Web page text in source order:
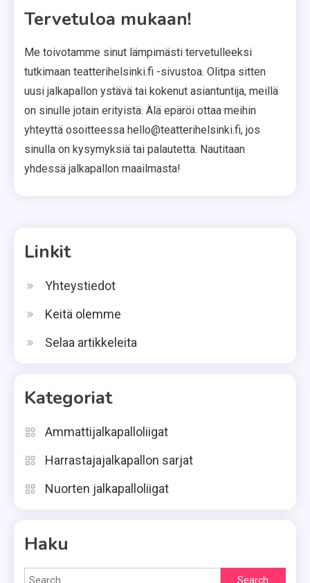
Tervetuloa mukaan!
Me toivotamme sinut lämpimästi tervetulleeksi
tutkimaan teatterihelsinki.fi -sivustoa. Olitpa sitten
uusi jalkapallon ystävä tai kokenut asiantuntija, meillä
on sinulle jotain erityistä. Älä epäröi ottaa meihin
yhteyttä osoitteessa hello@teatterihelsinki.fi, jos
sinulla on kysymyksiä tai palautetta. Nautitaan
yhdessä jalkapallon maailmasta!
Linkit
Yhteystiedot
Keitä olemme
Selaa artikkeleita
Kategoriat
Ammattijalkapalloliigat
Harrastajajalkapallon sarjat
Nuorten jalkapalloliigat
Haku
Search